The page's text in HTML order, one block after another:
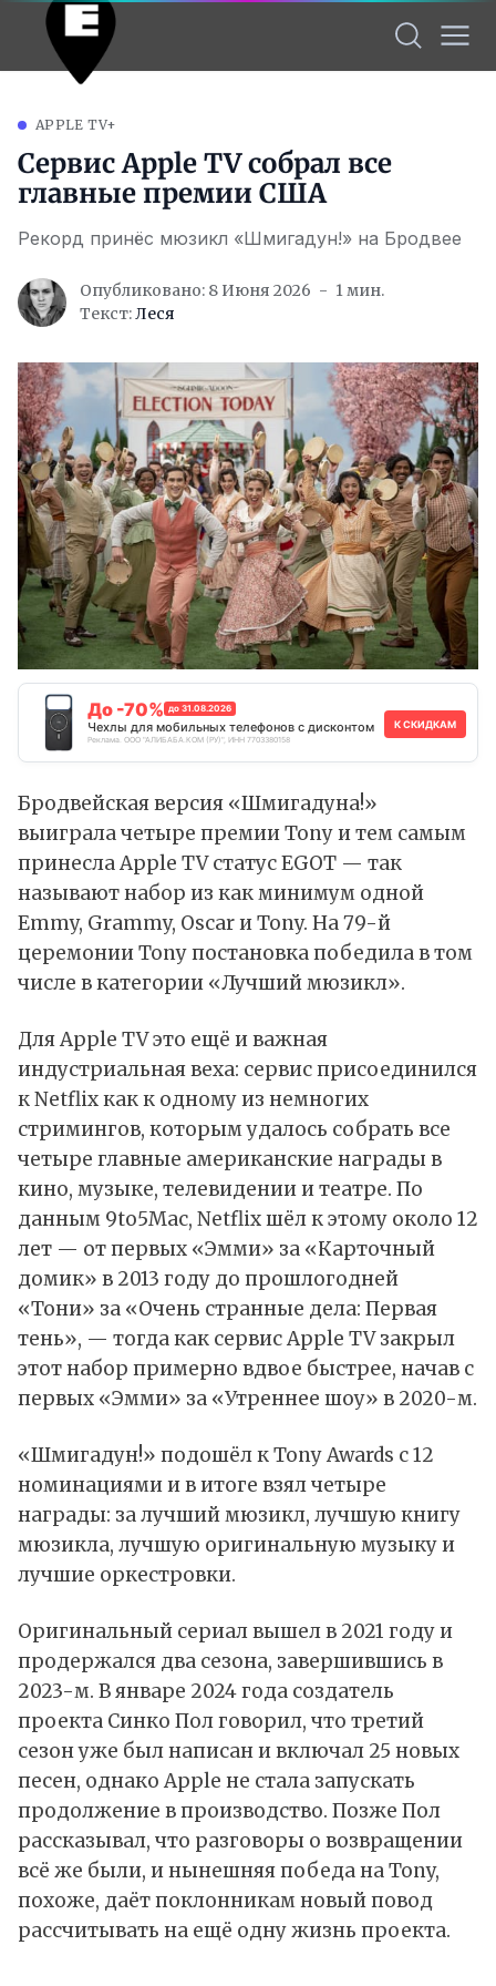
APPLE TV+
Сервис Apple TV собрал все
главные премии США
Рекорд принёс мюзикл «Шмигадун!» на Бродвее
Опубликовано: 8 Июня 2026
1 мин.
Текст:Леся
До -70% до 31.08.2026
Чехлы для мобильных телефонов с дисконтом
Реклама. ООО "АЛИБАБА.КОМ (РУ)", ИНН 7703380158
К СКИДКАМ
Бродвейская версия «Шмигадуна!»
выиграла четыре премии Tony и тем самым
принесла Apple TV статус EGOT — так
называют набор из как минимум одной
Emmy, Grammy, Oscar и Tony. На 79-й
церемонии Tony постановка победила в том
числе в категории «Лучший мюзикл».
Для Apple TV это ещё и важная
индустриальная веха: сервис присоединился
к Netflix как к одному из немногих
стримингов, которым удалось собрать все
четыре главные американские награды в
кино, музыке, телевидении и театре. По
данным 9to5Mac, Netflix шёл к этому около 12
лет — от первых «Эмми» за «Карточный
домик» в 2013 году до прошлогодней
«Тони» за «Очень странные дела: Первая
тень», — тогда как сервис Apple TV закрыл
этот набор примерно вдвое быстрее, начав с
первых «Эмми» за «Утреннее шоу» в 2020-м.
«Шмигадун!» подошёл к Tony Awards с 12
номинациями и в итоге взял четыре
награды: за лучший мюзикл, лучшую книгу
мюзикла, лучшую оригинальную музыку и
лучшие оркестровки.
Оригинальный сериал вышел в 2021 году и
продержался два сезона, завершившись в
2023-м. В январе 2024 года создатель
проекта Синко Пол говорил, что третий
сезон уже был написан и включал 25 новых
песен, однако Apple не стала запускать
продолжение в производство. Позже Пол
рассказывал, что разговоры о возвращении
всё же были, и нынешняя победа на Tony,
похоже, даёт поклонникам новый повод
рассчитывать на ещё одну жизнь проекта.